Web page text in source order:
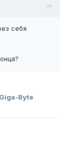
себя
Byte